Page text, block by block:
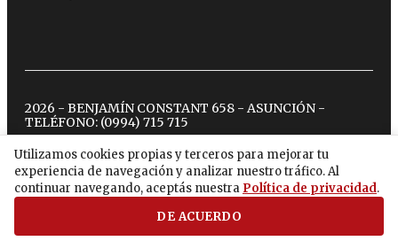
Utilizamos cookies propias y terceros para mejorar tu
experiencia de navegación y analizar nuestro tráfico. Al
continuar navegando, aceptás nuestra Política de privacidad.
DE ACUERDO
2026 - BENJAMÍN CONSTANT 658 - ASUNCIÓN -
TELÉFONO: (0994) 715 715
twitterinstagram
facebook
tiktokyoutubespotify